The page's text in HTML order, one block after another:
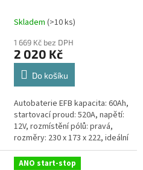
výkup staré autobaterie
(nepovinné)
Skladem (>10 ks)
1 669 Kč bez DPH
2 020 Kč
Do košíku
Autobaterie EFB kapacita: 60Ah,
startovací proud: 520A, napětí:
12V, rozmístění pólů: pravá,
rozměry: 230 x 173 x 222, ideální
řešení pro vozidla se systémem
Start-Stop nebo se...
ANO start-stop